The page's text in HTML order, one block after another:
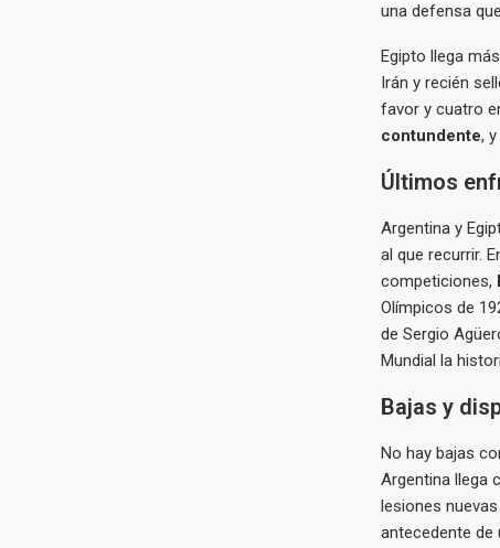
una defensa
Egipto llega
Irán y recién
favor y cuatro
contundente,
Últimos
Argentina y
al que recurrir.
competiciones,
Olímpicos de
de Sergio
Mundial la
Bajas y
No hay bajas
Argentina llega
lesiones
antecedente de